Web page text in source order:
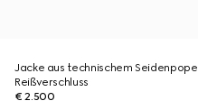
Jacke aus technischem
Reißverschluss
€ 2.500